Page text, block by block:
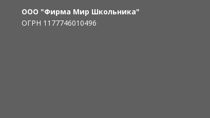
ООО "Фирма Мир Школьника"
ОГРН 1177746010496